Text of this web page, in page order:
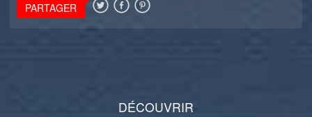
PARTAGER
DÉCOUVRIR